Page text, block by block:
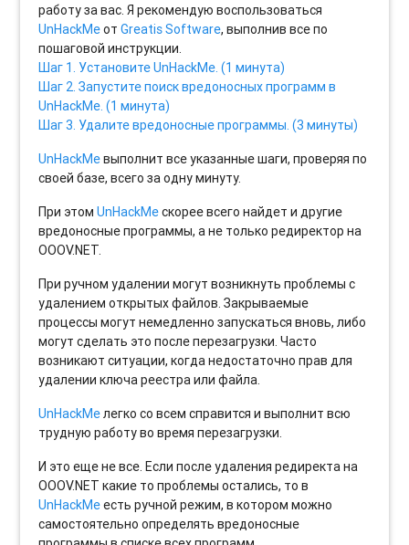
работу за вас. Я рекомендую воспользоваться
UnHackMeотGreatis Software, выполнив все по
пошаговой инструкции.
Шаг 1. Установите UnHackMe. (1 минута)
Шаг 2. Запустите поиск вредоносных программ в
UnHackMe. (1 минута)
Шаг 3. Удалите вредоносные программы. (3 минуты)
UnHackMeвыполнит все указанные шаги, проверяя по
своей базе, всего за одну минуту.
При этомUnHackMeскорее всего найдет и другие
вредоносные программы, а не только редиректор на
OOOV.NET.
При ручном удалении могут возникнуть проблемы с
удалением открытых файлов. Закрываемые
процессы могут немедленно запускаться вновь, либо
могут сделать это после перезагрузки. Часто
возникают ситуации, когда недостаточно прав для
удалении ключа реестра или файла.
UnHackMeлегко со всем справится и выполнит всю
трудную работу во время перезагрузки.
И это еще не все. Если после удаления редиректа на
OOOV.NET какие то проблемы остались, то в
UnHackMeесть ручной режим, в котором можно
самостоятельно определять вредоносные